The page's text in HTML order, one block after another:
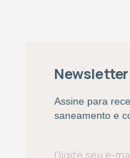
Newsletter
Assine para
saneamento e